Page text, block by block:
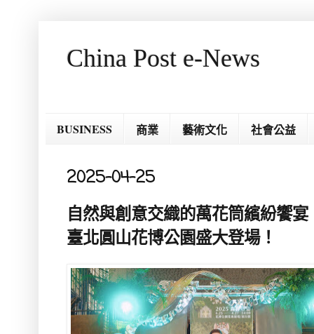
China Post e-News
BUSINESS 商業 藝術文化 社會公益
2025-04-25
自然與創意交織的萬花筒繽紛饗
臺北圓山花博公園盛大登場！